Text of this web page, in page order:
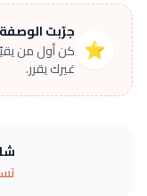
⭐
جرّبت
كن أول من
غيرك يقرر.